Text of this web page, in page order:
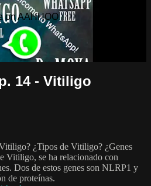
on AAHHOO
14 - Vitiligo
¿Tipos de Vitiligo? ¿Genes
Vitiligo, se ha relacionado con
Dos de estos genes son NLRP1 y
de proteínas.